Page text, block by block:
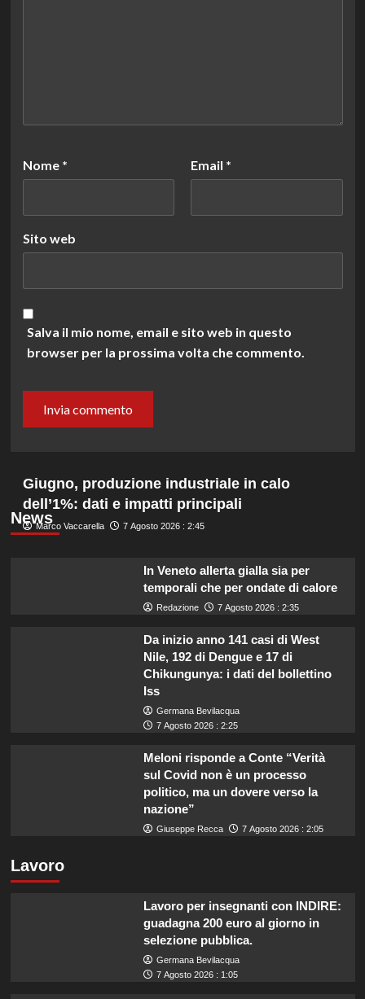
Nome * Email *
Sito web
Salva il mio nome, email e sito web in questo
browser per la prossima volta che commento.
News
Giugno, produzione industriale in calo
dell’1%: dati e impatti principali
Marco Vaccarella 7 Agosto 2026 : 2:45
In Veneto allerta gialla sia per
temporali che per ondate di calore
Redazione 7 Agosto 2026 : 2:35
Da inizio anno 141 casi di West
Nile, 192 di Dengue e 17 di
Chikungunya: i dati del bollettino
Iss
Germana Bevilacqua
7 Agosto 2026 : 2:25
Meloni risponde a Conte “Verità
sul Covid non è un processo
politico, ma un dovere verso la
nazione”
Giuseppe Recca 7 Agosto 2026 : 2:05
Lavoro
Lavoro per insegnanti con INDIRE:
guadagna 200 euro al giorno in
selezione pubblica.
Germana Bevilacqua
7 Agosto 2026 : 1:05